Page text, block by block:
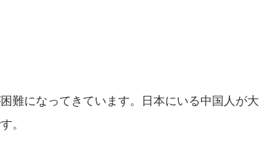
難になってきています。
日本にいる中国人が大
。